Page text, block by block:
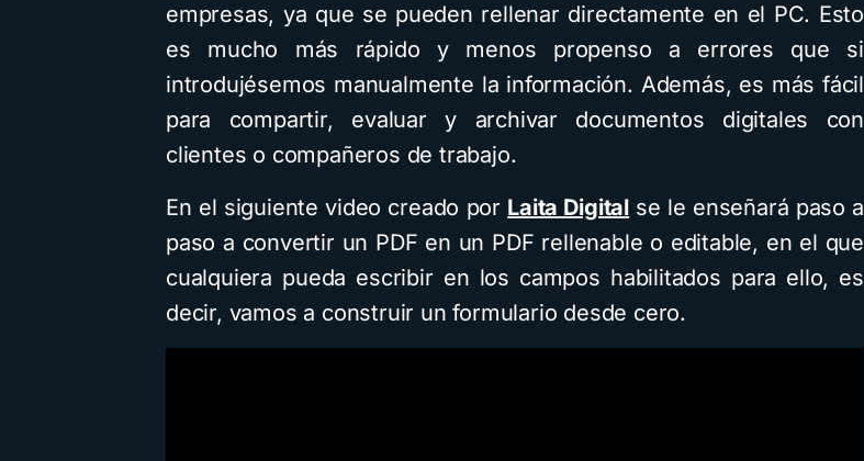
empresas, ya que se pueden rellenar directamente en el PC. Esto
es mucho más rápido y menos propenso a errores que si
introdujésemos manualmente la información. Además, es más fácil
para compartir, evaluar y archivar documentos digitales con
clientes o compañeros de trabajo.
En el siguiente video creado por Laita Digital se le enseñará paso a
paso a convertir un PDF en un PDF rellenable o editable, en el que
cualquiera pueda escribir en los campos habilitados para ello, es
decir, vamos a construir un formulario desde cero.